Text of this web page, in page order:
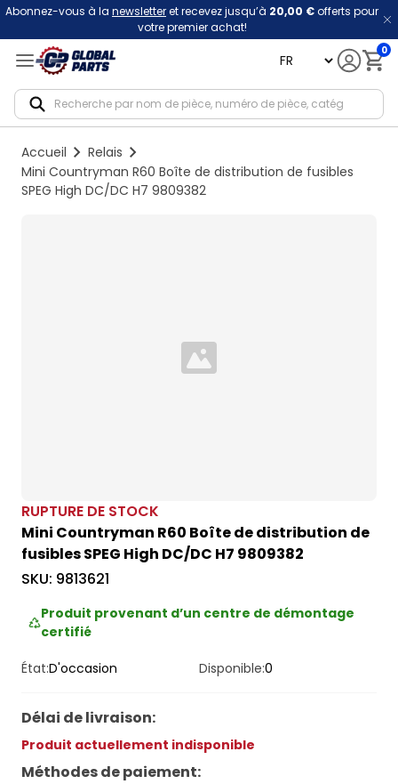
Abonnez-vous à la newsletteret recevez jusqu’à 20,00 €offerts pour
votre premier achat!
language 0
Accueil
Relais
Mini Countryman R60 Boîte de distribution de fusibles
SPEG High DC/DC H7 9809382
Loading...
RUPTURE DE STOCK
Mini Countryman R60 Boîte de distribution de
fusibles SPEG High DC/DC H7 9809382
SKU: 9813621
Produit provenant d’un centre de démontage
certifié
État:D'occasion Disponible:0
Délai de livraison:
Produit actuellement indisponible
Méthodes de paiement: